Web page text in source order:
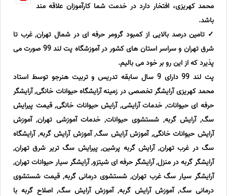
محمد کهریزی، افتخار دارد در خدمت شما کارآموزان علاقه مند
باشد.
✓ تامین درصد بالایی از کمبود گرومر حرفه ای در شمال تهران, غرب تا
شرق تهران و سراسر استان های کشور در آموزشگاه پت لند 99 صورت می
پذیرد که از این رو بر خود می بالیم.
پت لند 99 دارای 9 سال سابقه تدریس و تربیت هنرجو توسط استاد
محمد کهریزی آرایشگر تخصصی در زمینه آرایشگاه حیوانات خانگی, آرایشگر
حرفه ای حیوانات, خدمات آرایشی, آرایش حیوانات خانگی, قیمت پیرایش
سگ, آرایش گربه, شستشوی حیوانات, خدمات آموزشی تهران, آموزش
آرایش حیوانات خانگی, آموزش آرایش سگ, آموزش آرایش گربه, آرایشگاه
سگ در غرب تهران, آرایش گربه پرشین, پیرایش سگ تریر شرق تهران,
آرایشگر گربه در منزل, آرایشگر حرفه ای شیتزو, آرایشگر سیار حیوانات تهران,
آرایشگر سیار سگ غرب تهران, شستشوی درمانی گربه, قیمت شستشوی
درمانی سگ, آموزش آرایش گربه, آموزش آرایش سگ, اصلاح گربه با